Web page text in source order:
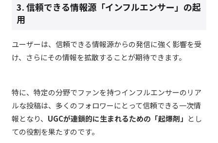
3. 信頼できる情報源「インフルエンサー」の起
用
ユーザーは、信頼できる情報源からの発信に強く影響を受
け、さらにその情報を拡散することが期待できます。
特に、特定の分野でファンを持つインフルエンサーのリア
ルな投稿は、多くのフォロワーにとって信頼できる一次情
報となり、 UGCが連鎖的に生まれるための「起爆剤」 とし
ての役割を果たすのです。